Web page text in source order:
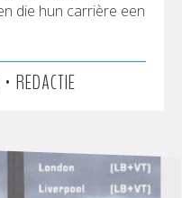
die hun carrière een
• REDACTIE